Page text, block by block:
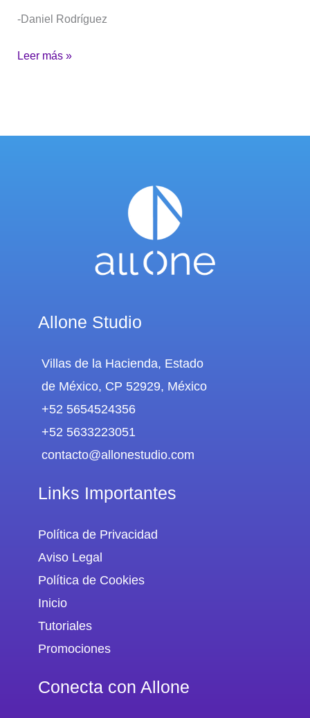
-Daniel Rodríguez
Leer más »
Allone Studio
Villas de la Hacienda, Estado
de México, CP 52929, México
+52 5654524356
+52 5633223051
contacto@allonestudio.com
Links Importantes
Política de Privacidad
Aviso Legal
Política de Cookies
Inicio
Tutoriales
Promociones
Conecta con Allone